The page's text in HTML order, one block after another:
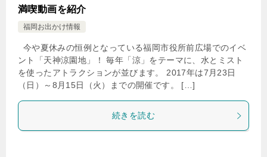
満喫動画を紹介
福岡お出かけ情報
今や夏休みの恒例となっている福岡市役所前広場でのイベ
ント「天神涼園地」！ 毎年「涼」をテーマに、水とミスト
を使ったアトラクションが並びます。 2017年は7月23日
（日）～8月15日（火）までの開催です。 […]
続きを読む